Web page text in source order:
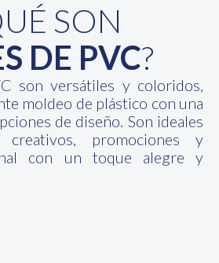
SON
DE PVC?
son versátiles y coloridos,
moldeo de plástico con una
de diseño. Son ideales
creativos, promociones y
con un toque alegre y